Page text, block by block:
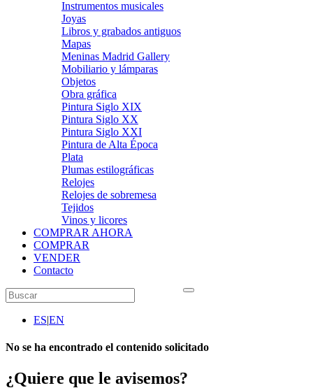
Instrumentos musicales
Joyas
Libros y grabados antiguos
Mapas
Meninas Madrid Gallery
Mobiliario y lámparas
Objetos
Obra gráfica
Pintura Siglo XIX
Pintura Siglo XX
Pintura Siglo XXI
Pintura de Alta Época
Plata
Plumas estilográficas
Relojes
Relojes de sobremesa
Tejidos
Vinos y licores
COMPRAR AHORA
COMPRAR
VENDER
Contacto
ES|EN
No se ha encontrado el contenido solicitado
¿Quiere que le avisemos?